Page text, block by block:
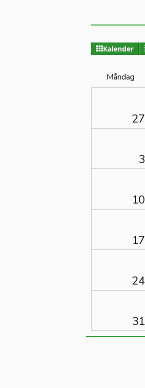
Kalender
Måndag
27
3
10
17
24
31